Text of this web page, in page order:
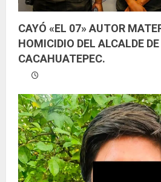
CAYÓ «EL 07» AUTOR
HOMICIDIO DEL ALCALDE
CACAHUATEPEC.